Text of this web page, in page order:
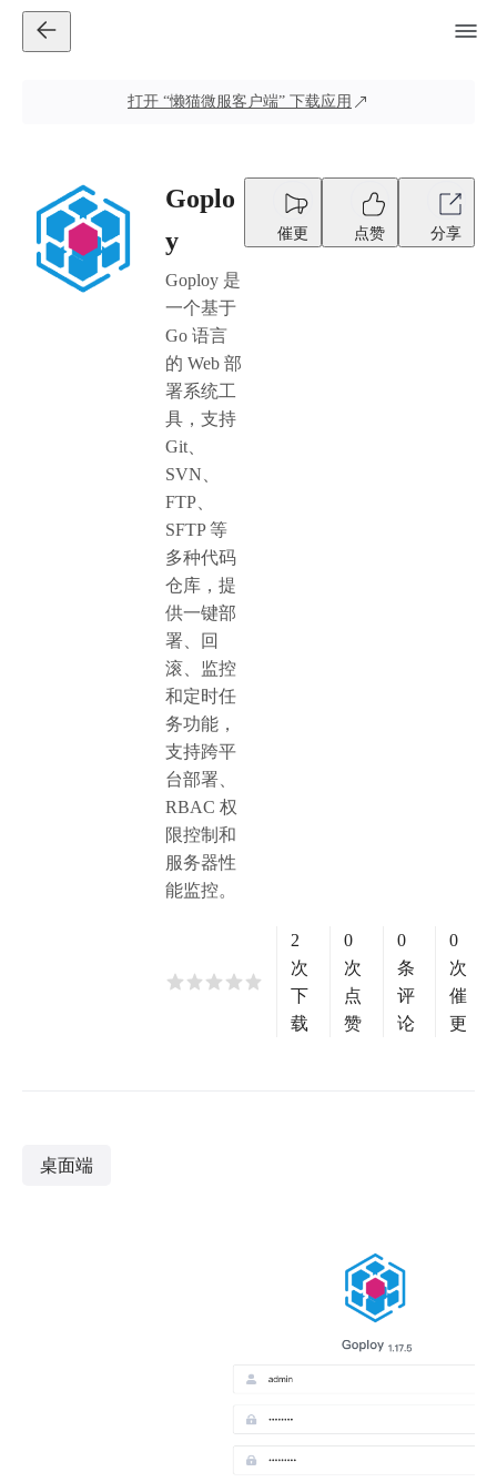
打开 “懒猫微服客户端” 下载应用
Goplo
y
Goploy 是
一个基于
Go 语言
的 Web 部
署系统工
具，支持
Git、
SVN、
FTP、
SFTP 等
多种代码
仓库，提
供一键部
署、回
滚、监控
和定时任
务功能，
支持跨平
台部署、
RBAC 权
限控制和
服务器性
能监控。
催更 点赞 分享
2
次
下
载
0
次
点
赞
0
条
评
论
0
次
催
更
桌面端